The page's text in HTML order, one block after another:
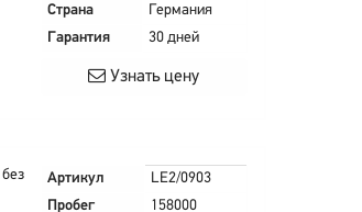
Страна
Германия
Гарантия
30 дней
Узнать цену
Артикул
LE2/0903
Пробег
158000